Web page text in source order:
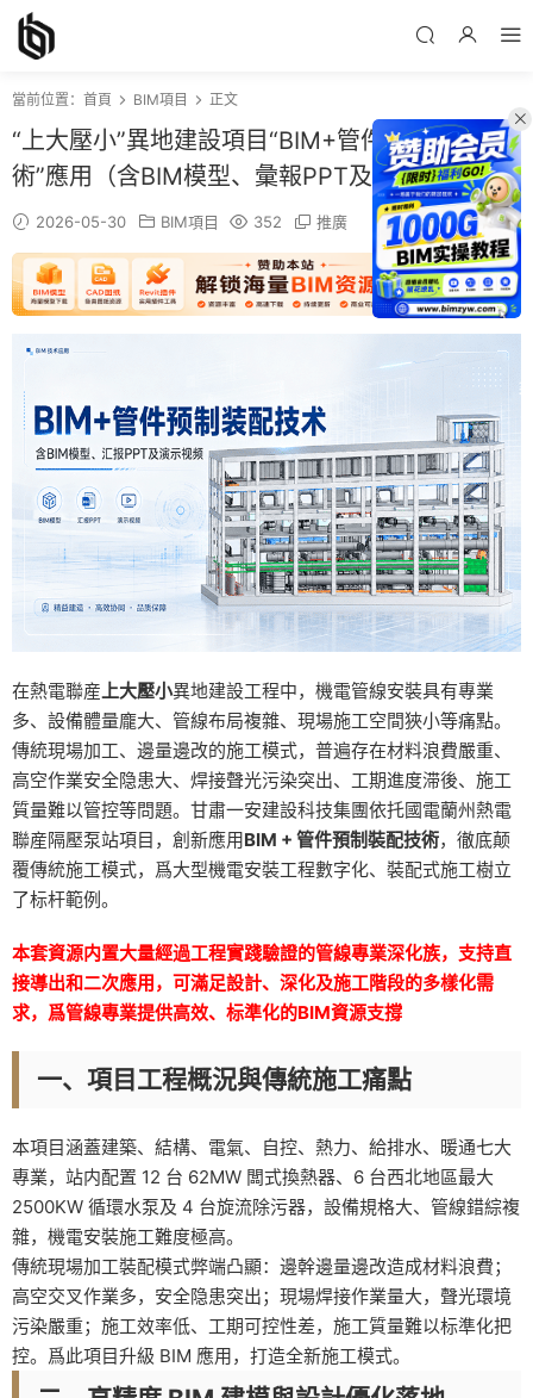
當前位置： 首頁 BIM項目 正文
“上大壓小”異地建設項目“BIM+管件預制裝配技
術”應用（含BIM模型、彙報PPT及演示視頻等）
2026-05-30 BIM項目 352 推廣
在熱電聯産上大壓小異地建設工程中，機電管線安裝具有專業
多、設備體量龐大、管線布局複雜、現場施工空間狹小等痛點。
傳統現場加工、邊量邊改的施工模式，普遍存在材料浪費嚴重、
高空作業安全隐患大、焊接聲光污染突出、工期進度滞後、施工
質量難以管控等問題。甘肅一安建設科技集團依托國電蘭州熱電
聯産隔壓泵站項目，創新應用BIM + 管件預制裝配技術，徹底颠
覆傳統施工模式，爲大型機電安裝工程數字化、裝配式施工樹立
了标杆範例。
本套資源内置大量經過工程實踐驗證的管線專業深化族，支持直
接導出和二次應用，可滿足設計、深化及施工階段的多樣化需
求，爲管線專業提供高效、标準化的BIM資源支撐
一、項目工程概況與傳統施工痛點
本項目涵蓋建築、結構、電氣、自控、熱力、給排水、暖通七大
專業，站内配置 12 台 62MW 闆式換熱器、6 台西北地區最大
2500KW 循環水泵及 4 台旋流除污器，設備規格大、管線錯綜複
雜，機電安裝施工難度極高。
傳統現場加工裝配模式弊端凸顯：邊幹邊量邊改造成材料浪費；
高空交叉作業多，安全隐患突出；現場焊接作業量大，聲光環境
污染嚴重；施工效率低、工期可控性差，施工質量難以标準化把
控。爲此項目升級 BIM 應用，打造全新施工模式。